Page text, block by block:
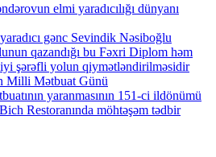
elmi yaradıcılığı dünyanı
gənc Sevindik Nəsiboğlu
qazandığı bu Fəxri Diplom həm
şərəfli yolun qiymətləndirilməsidir
Milli Mətbuat Günü
yaranmasının 151-ci ildönümü
Restoranında möhtəşəm tədbir